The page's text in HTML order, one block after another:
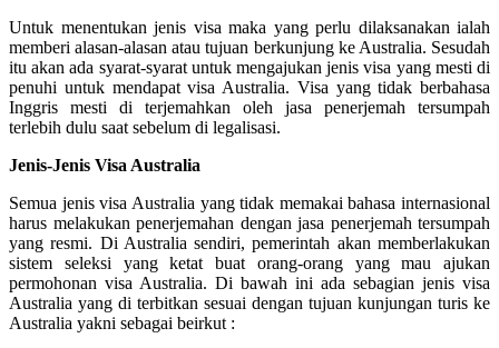
Untuk menentukan jenis visa maka yang perlu dilaksanakan ialah
memberi alasan-alasan atau tujuan berkunjung ke Australia. Sesudah
itu akan ada syarat-syarat untuk mengajukan jenis visa yang mesti di
penuhi untuk mendapat visa Australia. Visa yang tidak berbahasa
Inggris mesti di terjemahkan oleh jasa penerjemah tersumpah
terlebih dulu saat sebelum di legalisasi.
Jenis-Jenis Visa Australia
Semua jenis visa Australia yang tidak memakai bahasa internasional
harus melakukan penerjemahan dengan jasa penerjemah tersumpah
yang resmi. Di Australia sendiri, pemerintah akan memberlakukan
sistem seleksi yang ketat buat orang-orang yang mau ajukan
permohonan visa Australia. Di bawah ini ada sebagian jenis visa
Australia yang di terbitkan sesuai dengan tujuan kunjungan turis ke
Australia yakni sebagai beirkut :